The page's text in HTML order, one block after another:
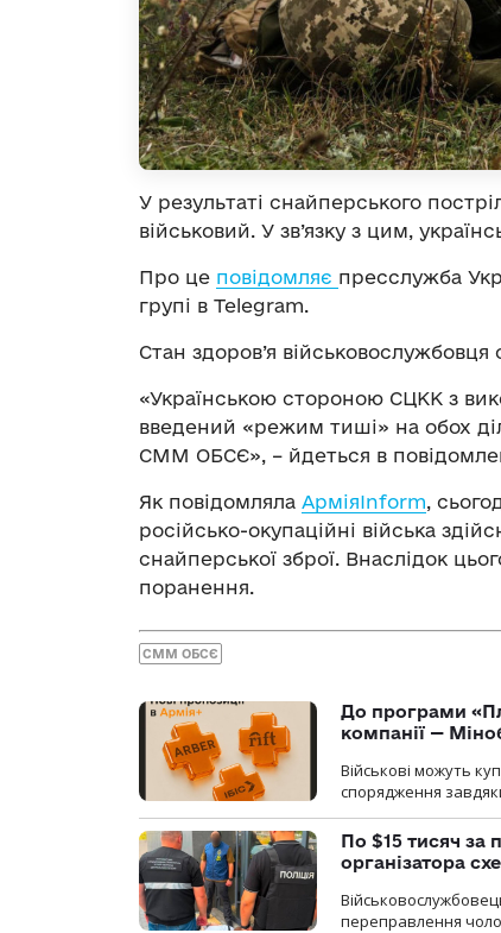
У результаті снайперського
військовий. У зв’язку з цим,
Про це повідомляє пресслужба
групі в Telegram.
Стан здоров’я військовослужбовця
«Українською стороною СЦКК з
введений «режим тиші» на обох
СММ ОБСЄ», – йдеться в
Як повідомляла АрміяInform,
російсько-окупаційні війська
снайперської зброї. Внаслідок
поранення.
СММ ОБСЄ
До програми
компанії —
Військові можуть
спорядження
По $15 тисяч за
організатора
переправлення